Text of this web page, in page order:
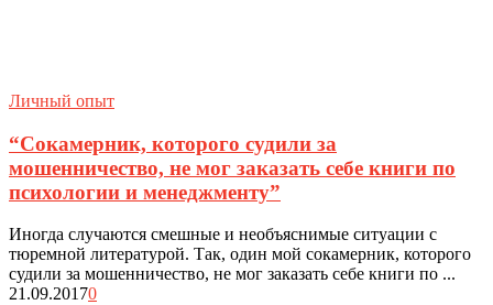
Личный опыт
“Сокамерник, которого судили за
мошенничество, не мог заказать себе книги по
психологии и менеджменту”
Иногда случаются смешные и необъяснимые ситуации с
тюремной литературой. Так, один мой сокамерник, которого
судили за мошенничество, не мог заказать себе книги по ...
21.09.20170